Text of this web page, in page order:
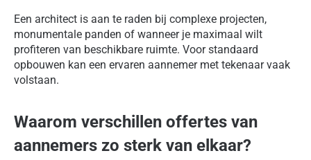
Een architect is aan te raden bij complexe projecten,
monumentale panden of wanneer je maximaal wilt
profiteren van beschikbare ruimte. Voor standaard
opbouwen kan een ervaren aannemer met tekenaar vaak
volstaan.
Waarom verschillen offertes van
aannemers zo sterk van elkaar?